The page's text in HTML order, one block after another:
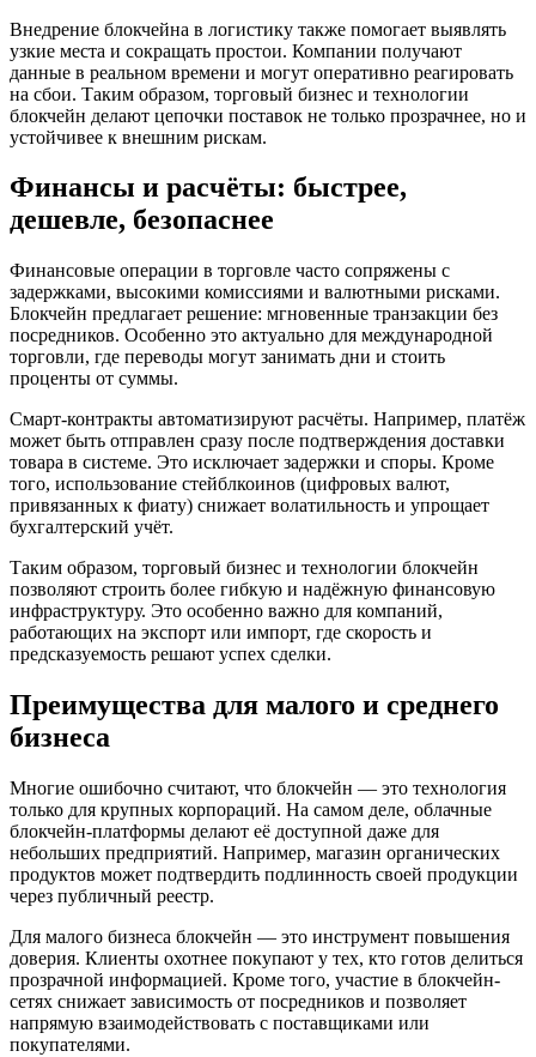
Внедрение блокчейна в логистику также помогает выявлять
узкие места и сокращать простои. Компании получают
данные в реальном времени и могут оперативно реагировать
на сбои. Таким образом, торговый бизнес и технологии
блокчейн делают цепочки поставок не только прозрачнее, но и
устойчивее к внешним рискам.
Финансы и расчёты: быстрее,
дешевле, безопаснее
Финансовые операции в торговле часто сопряжены с
задержками, высокими комиссиями и валютными рисками.
Блокчейн предлагает решение: мгновенные транзакции без
посредников. Особенно это актуально для международной
торговли, где переводы могут занимать дни и стоить
проценты от суммы.
Смарт-контракты автоматизируют расчёты. Например, платёж
может быть отправлен сразу после подтверждения доставки
товара в системе. Это исключает задержки и споры. Кроме
того, использование стейблкоинов (цифровых валют,
привязанных к фиату) снижает волатильность и упрощает
бухгалтерский учёт.
Таким образом, торговый бизнес и технологии блокчейн
позволяют строить более гибкую и надёжную финансовую
инфраструктуру. Это особенно важно для компаний,
работающих на экспорт или импорт, где скорость и
предсказуемость решают успех сделки.
Преимущества для малого и среднего
бизнеса
Многие ошибочно считают, что блокчейн — это технология
только для крупных корпораций. На самом деле, облачные
блокчейн-платформы делают её доступной даже для
небольших предприятий. Например, магазин органических
продуктов может подтвердить подлинность своей продукции
через публичный реестр.
Для малого бизнеса блокчейн — это инструмент повышения
доверия. Клиенты охотнее покупают у тех, кто готов делиться
прозрачной информацией. Кроме того, участие в блокчейн-
сетях снижает зависимость от посредников и позволяет
напрямую взаимодействовать с поставщиками или
покупателями.